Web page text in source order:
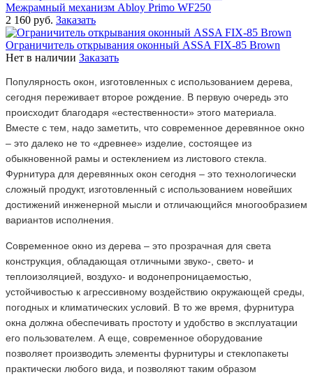
Межрамный механизм Abloy Primo WF250
2 160 руб. Заказать
Ограничитель открывания оконный ASSA FIX-85 Brown
Нет в наличии Заказать
Популярность окон, изготовленных с использованием дерева,
сегодня переживает второе рождение. В первую очередь это
происходит благодаря «естественности» этого материала.
Вместе с тем, надо заметить, что современное деревянное окно
– это далеко не то «древнее» изделие, состоящее из
обыкновенной рамы и остеклением из листового стекла.
Фурнитура для деревянных окон сегодня – это технологически
сложный продукт, изготовленный с использованием новейших
достижений инженерной мысли и отличающийся многообразием
вариантов исполнения.
Современное окно из дерева – это прозрачная для света
конструкция, обладающая отличными звуко-, свето- и
теплоизоляцией, воздухо- и водонепроницаемостью,
устойчивостью к агрессивному воздействию окружающей среды,
погодных и климатических условий. В то же время, фурнитура
окна должна обеспечивать простоту и удобство в эксплуатации
его пользователем. А еще, современное оборудование
позволяет производить элементы фурнитуры и стеклопакеты
практически любого вида, и позволяют таким образом